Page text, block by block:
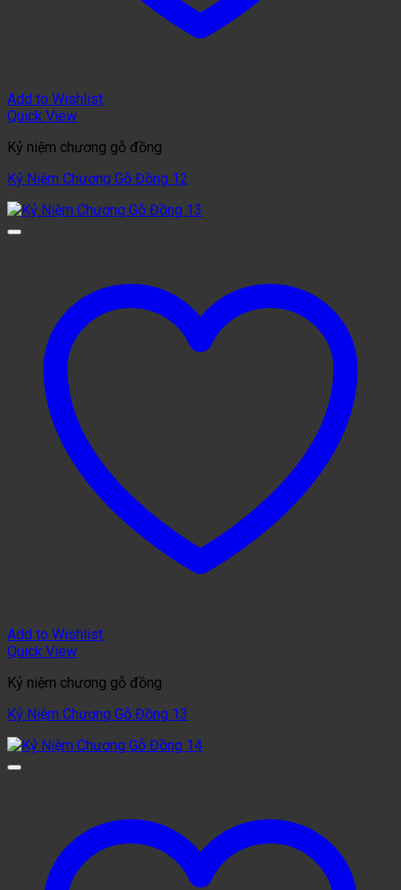
Add to Wishlist
Quick View
Kỷ niệm chương gỗ đồng
Kỷ Niệm Chương Gỗ Đồng 12
Add to Wishlist
Quick View
Kỷ niệm chương gỗ đồng
Kỷ Niệm Chương Gỗ Đồng 13